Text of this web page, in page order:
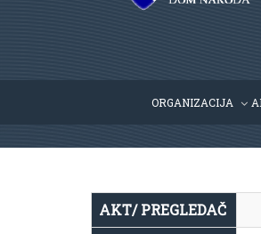
ORGANIZACIJA
AKT/ PREGLEDAČ